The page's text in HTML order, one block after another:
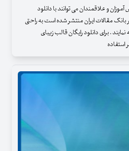
و علاقمندان می توانند با دانلود
بانک مقالات ایران منتشر شده است به راحتی
. برای دانلود رایگان قالب زیبای
استفاده